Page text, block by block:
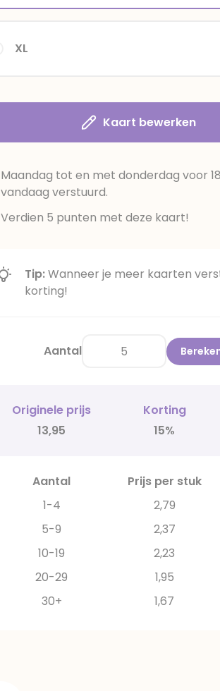
XL
Kaart bewerken
Maandag tot en met donderdag voor
vandaag verstuurd.
Verdien 5 punten met deze kaart!
Tip:Wanneer je meer kaarten
korting!
Aantal
Originele prijs Korting
13,95
15%
Aantal Prijs per stuk
1-4
2,79
5-9
2,37
10-19
2,23
20-29
1,95
30+
1,67